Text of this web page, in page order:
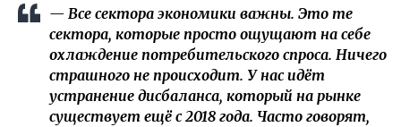
— Все сектора экономики важны. Это те
сектора, которые просто ощущают на себе
охлаждение потребительского спроса. Ничего
страшного не происходит. У нас идёт
устранение дисбаланса, который на рынке
существует ещё с 2018 года. Часто говорят,